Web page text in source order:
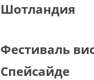
Шотландия
Фестиваль
Спейсайде